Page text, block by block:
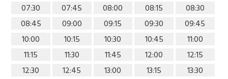
07:30
07:45 08:00 08:15
08:30
08:45
09:00 09:15 09:30
09:45
10:00
10:15 10:30 10:45
11:00
11:15
11:30 11:45 12:00
12:15
12:30
12:45 13:00 13:15
13:30